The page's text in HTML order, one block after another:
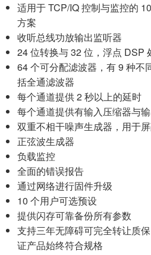
适用于 TCP/IQ 控制与监控的
方案
收听总线功放输出监听器
24 位转换与 32 位，浮点 DSP
64 个可分配滤波器，有 9 种不
括全通滤波器
每个通道提供 2 秒以上的延时
每个通道提供有输入压缩器与
双重不相干噪声生成器，用于
正弦波生成器
负载监控
全面的错误报告
通过网络进行固件升级
10 个用户可选预设
提供闪存可靠备份所有参数
支持三年无障碍可完全转让质
证产品始终符合规格